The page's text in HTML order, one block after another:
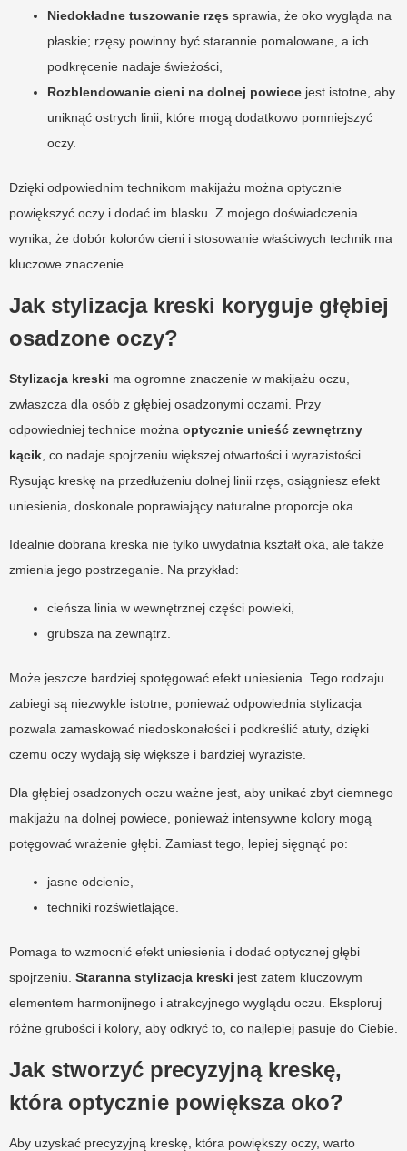
Niedokładne tuszowanie rzęs sprawia, że oko wygląda na
płaskie; rzęsy powinny być starannie pomalowane, a ich
podkręcenie nadaje świeżości,
Rozblendowanie cieni na dolnej powiece jest istotne, aby
uniknąć ostrych linii, które mogą dodatkowo pomniejszyć
oczy.
Dzięki odpowiednim technikom makijażu można optycznie
powiększyć oczy i dodać im blasku. Z mojego doświadczenia
wynika, że dobór kolorów cieni i stosowanie właściwych technik ma
kluczowe znaczenie.
Jak stylizacja kreski koryguje głębiej
osadzone oczy?
Stylizacja kreski ma ogromne znaczenie w makijażu oczu,
zwłaszcza dla osób z głębiej osadzonymi oczami. Przy
odpowiedniej technice można optycznie unieść zewnętrzny
kącik , co nadaje spojrzeniu większej otwartości i wyrazistości.
Rysując kreskę na przedłużeniu dolnej linii rzęs, osiągniesz efekt
uniesienia, doskonale poprawiający naturalne proporcje oka.
Idealnie dobrana kreska nie tylko uwydatnia kształt oka, ale także
zmienia jego postrzeganie. Na przykład:
cieńsza linia w wewnętrznej części powieki,
grubsza na zewnątrz.
Może jeszcze bardziej spotęgować efekt uniesienia. Tego rodzaju
zabiegi są niezwykle istotne, ponieważ odpowiednia stylizacja
pozwala zamaskować niedoskonałości i podkreślić atuty, dzięki
czemu oczy wydają się większe i bardziej wyraziste.
Dla głębiej osadzonych oczu ważne jest, aby unikać zbyt ciemnego
makijażu na dolnej powiece, ponieważ intensywne kolory mogą
potęgować wrażenie głębi. Zamiast tego, lepiej sięgnąć po:
jasne odcienie,
techniki rozświetlające.
Pomaga to wzmocnić efekt uniesienia i dodać optycznej głębi
spojrzeniu. Staranna stylizacja kreski jest zatem kluczowym
elementem harmonijnego i atrakcyjnego wyglądu oczu. Eksploruj
różne grubości i kolory, aby odkryć to, co najlepiej pasuje do Ciebie.
Jak stworzyć precyzyjną kreskę,
która optycznie powiększa oko?
Aby uzyskać precyzyjną kreskę, która powiększy oczy, warto